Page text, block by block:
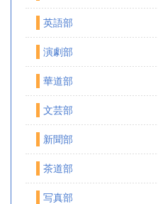
英語部
演劇部
華道部
文芸部
新聞部
茶道部
写真部